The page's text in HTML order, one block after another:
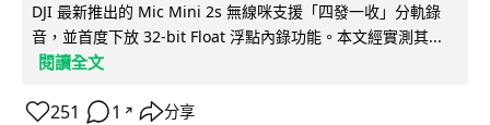
DJI 最新推出的 Mic Mini 2s 無線咪支援「四發一收」分軌錄
音，並首度下放 32-bit Float 浮點內錄功能。本文經實測其...
閱讀全文
251 1 ↗ 分享